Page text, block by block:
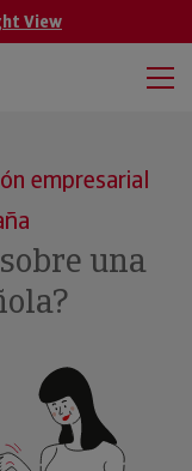
View
empresarial
una